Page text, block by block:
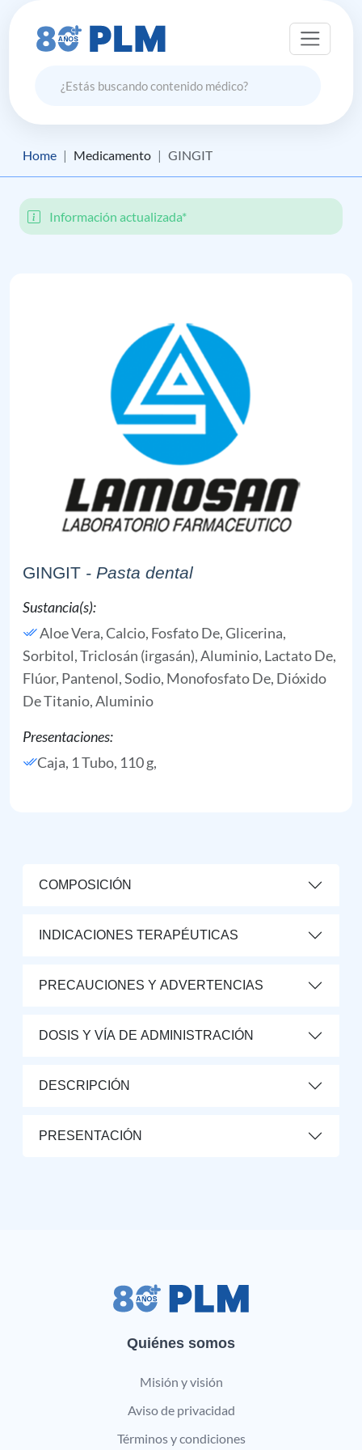
Home Medicamento GINGIT
Información actualizada*
GINGIT - Pasta dental
Sustancia(s):
Aloe Vera,Calcio, Fosfato De,Glicerina,
Sorbitol,Triclosán (irgasán),Aluminio, Lactato De,
Flúor, Pantenol,Sodio, Monofosfato De, Dióxido
De Titanio,Aluminio
Presentaciones:
Caja, 1 Tubo, 110 g,
COMPOSICIÓN
INDICACIONES TERAPÉUTICAS
PRECAUCIONES Y ADVERTENCIAS
DOSIS Y VÍA DE ADMINISTRACIÓN
DESCRIPCIÓN
PRESENTACIÓN
Quiénes somos
Misión y visión
Aviso de privacidad
Términos y condiciones